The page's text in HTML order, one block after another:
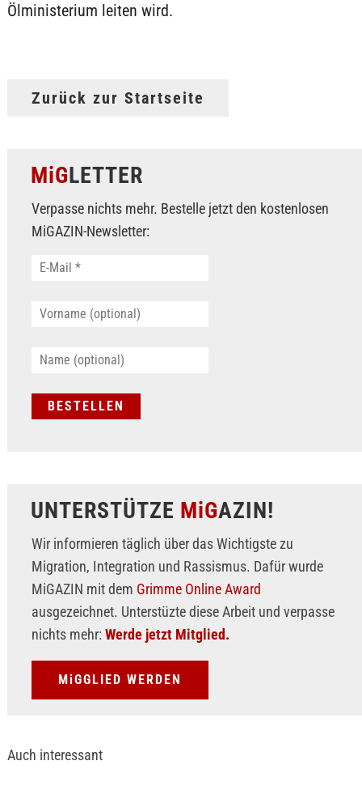
Ölministerium leiten wird.
Zurück zur Startseite
MiGLETTER
Verpasse nichts mehr. Bestelle jetzt den kostenlosen
MiGAZIN-Newsletter:
UNTERSTÜTZE MiGAZIN!
Wir informieren täglich über das Wichtigste zu
Migration, Integration und Rassismus. Dafür wurde
MiGAZIN mit dem Grimme Online Award
ausgezeichnet. Unterstüzte diese Arbeit und verpasse
nichts mehr: Werde jetzt Mitglied.
MiGGLIED WERDEN
Auch interessant